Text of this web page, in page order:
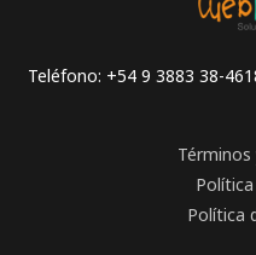
Teléfono: +54 9 3883 38-
Términos
Política